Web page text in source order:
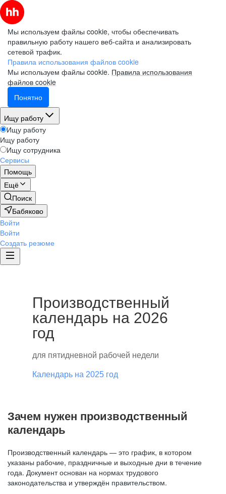
Мы используем файлы cookie, чтобы обеспечивать
правильную работу нашего веб-сайта и анализировать
сетевой трафик.
Правила использования файлов cookie
Мы используем файлы cookie. Правила использования
файлов cookie
Понятно
Ищу работу
Ищу работу
Ищу работу
Ищу сотрудника
Сервисы
Помощь
Ещё
Поиск
Бабяково
Войти
Войти
Создать резюме
Производственный
календарь на 2026
год
для пятидневной рабочей недели
Календарь на 2025 год
Зачем нужен производственный
календарь
Производственный календарь — это график, в котором
указаны рабочие, праздничные и выходные дни в течение
года. Документ основан на нормах трудового
законодательства и утверждён правительством.